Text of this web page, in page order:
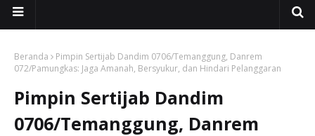
Beranda
Pimpin Sertijab Dandim 0706/Temanggung, Danrem
072/Pamungkas: Jaga Amanah, Bersyukur, dan Hindari Pelanggaran
Pimpin Sertijab Dandim
0706/Temanggung, Danrem